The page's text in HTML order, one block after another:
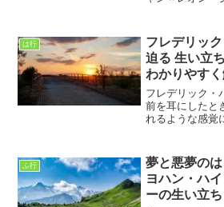
描き出すことで
語の世界へと引
は行
フレデリッ
迫る 生い立
わかりやす
フレデリック・
前を耳にしたと
れるような感覚
が、どこか今の
うに思えるから
ふ行
夢と悪夢の
ヨハン・ハ
ーの生い立